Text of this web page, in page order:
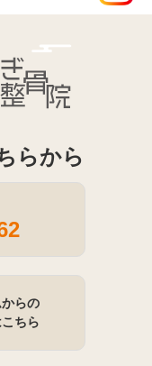
らから
らの
ちら